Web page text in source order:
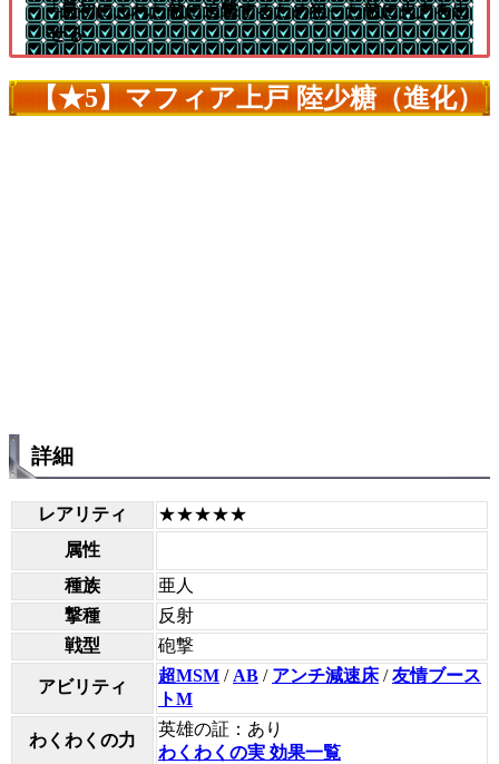
└最初にふれた敵に追撃するため狙った敵に火力を出
せる
【★5】マフィア上戸 陸少糖（進化）
詳細
レアリティ
★★★★★
属性
種族
亜人
撃種
反射
戦型
砲撃
アビリティ
超MSM /AB / アンチ減速床/友情ブース
トM
わくわくの力
英雄の証：あり
わくわくの実 効果一覧